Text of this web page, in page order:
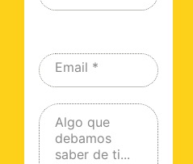
Email *
Algo que
debamos
saber de ti...